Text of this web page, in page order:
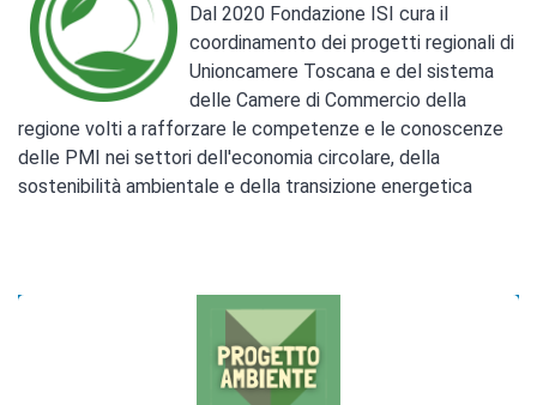
Dal 2020 Fondazione ISI cura il
coordinamento dei progetti regionali di
Unioncamere Toscana e del sistema
delle Camere di Commercio della
regione volti a rafforzare le competenze e le conoscenze
delle PMI nei settori dell'economia circolare, della
sostenibilità ambientale e della transizione energetica